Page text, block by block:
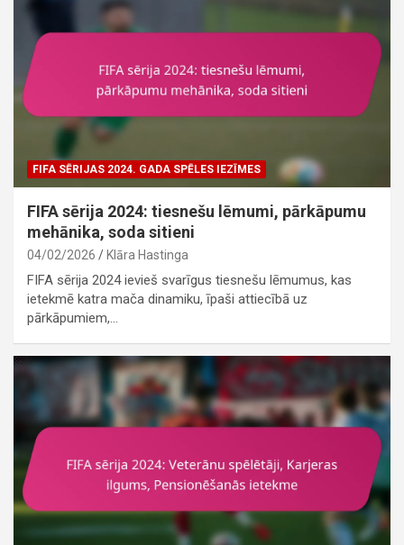
FIFA SĒRIJAS 2024. GADA SPĒLES IEZĪMES
FIFA sērija 2024: tiesnešu lēmumi, pārkāpumu
mehānika, soda sitieni
04/02/2026 Klāra Hastinga
FIFA sērija 2024 ievieš svarīgus tiesnešu lēmumus, kas
ietekmē katra mača dinamiku, īpaši attiecībā uz
pārkāpumiem,…